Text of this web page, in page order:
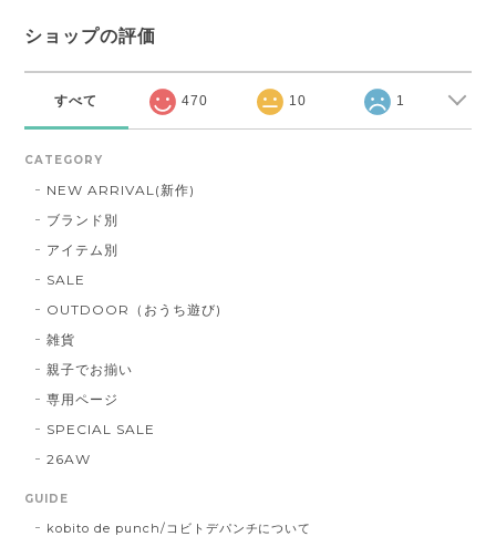
ショップの評価
すべて 470 10 1
CATEGORY
NEW ARRIVAL(新作)
ブランド別
アイテム別
SALE
OUTDOOR（おうち遊び)
雑貨
親子でお揃い
専用ページ
SPECIAL SALE
26AW
GUIDE
kobito de punch/コビトデパンチについて